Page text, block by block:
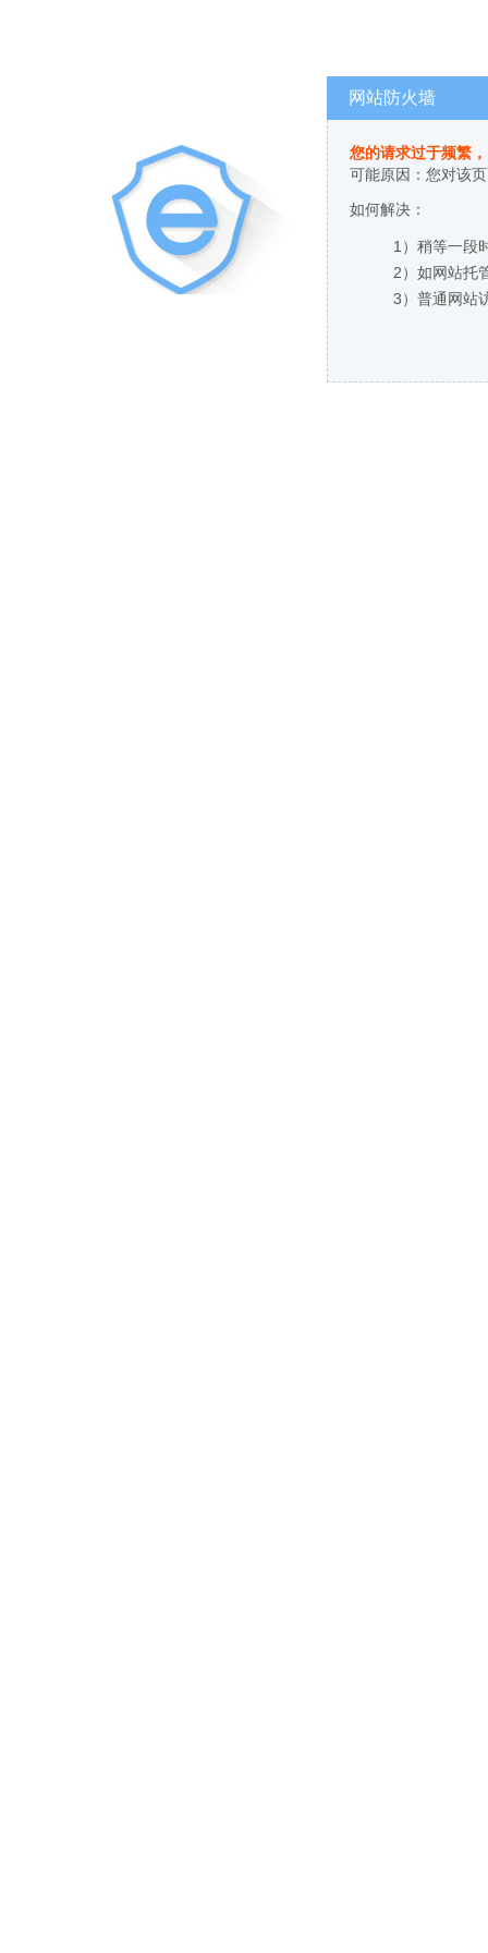
网站防火墙
您的请求过于频繁
可能原因：您对该
如何解决：
1）稍等一段
2）如网站托
3）普通网站